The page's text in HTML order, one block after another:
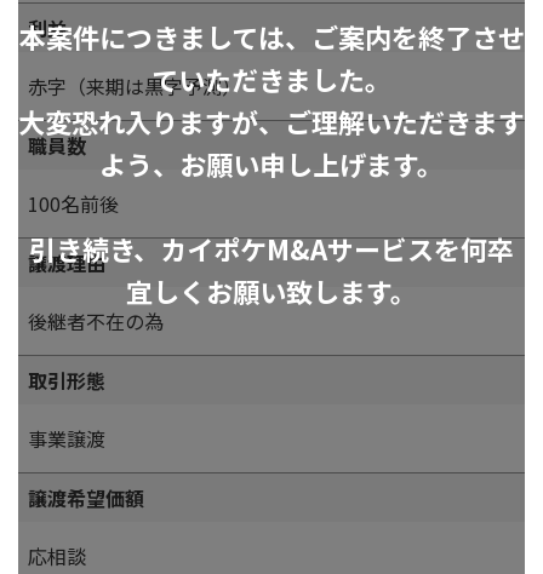
本案件につきましては、ご案内を終了させ
ていただきました。
大変恐れ入りますが、ご理解いただきます
よう、お願い申し上げます。
引き続き、カイポケM&Aサービスを何卒
宜しくお願い致します。
利益
赤字（来期は黒字予測）
職員数
100名前後
譲渡理由
後継者不在の為
取引形態
事業譲渡
譲渡希望価額
応相談